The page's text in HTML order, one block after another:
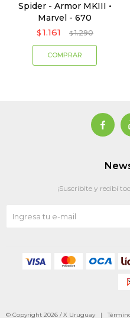
Spider - Armor MKIII •
Marvel - 670
$ 1.161 $ 1.290

¡Suscribite y recibí
© Copyright 2026 / X Uruguay |